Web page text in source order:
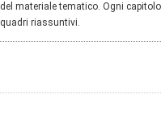
del materiale tematico. Ogni
quadri riassuntivi.